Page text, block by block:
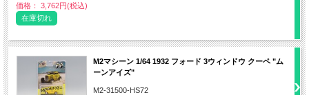
価格： 3,762円(税込)
在庫切れ
M2マシーン 1/64 1932 フォード 3ウィンドウ クーペ "ム
ーンアイズ"
M2-31500-HS72